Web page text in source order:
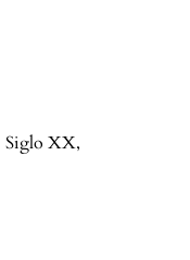
Siglo XX,